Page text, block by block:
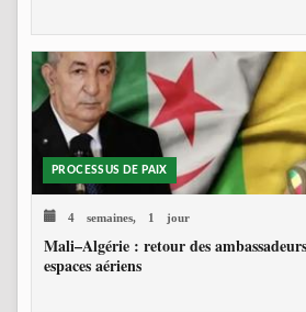
PROCESSUS DE PAIX
4 semaines, 1 jour
Mali–Algérie : retour des
espaces aériens